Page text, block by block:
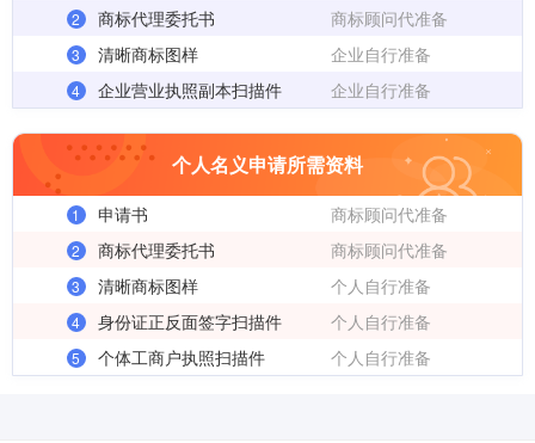
2 商标代理委托书 商标顾问代准备
3 清晰商标图样 企业自行准备
4 企业营业执照副本扫描件 企业自行准备
个人名义申请所需资料
1 申请书 商标顾问代准备
2 商标代理委托书 商标顾问代准备
3 清晰商标图样 个人自行准备
4 身份证正反面签字扫描件 个人自行准备
5 个体工商户执照扫描件 个人自行准备